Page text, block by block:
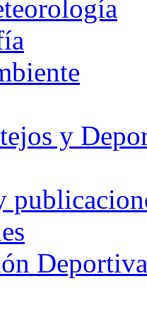
y
Deportiva